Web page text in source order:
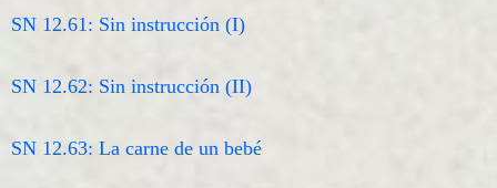
SN 12.61: Sin instrucción (I)
SN 12.62: Sin instrucción (II)
SN 12.63: La carne de un bebé